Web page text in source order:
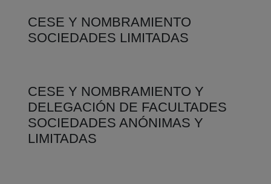
CESE Y NOMBRAMIENTO
SOCIEDADES LIMITADAS
CESE Y NOMBRAMIENTO Y
DELEGACIÓN DE FACULTADES
SOCIEDADES ANÓNIMAS Y
LIMITADAS